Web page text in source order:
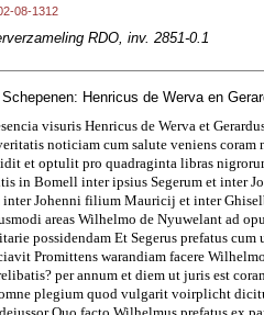
08-1312
RDO, inv. 2851-0.1
Henricus de Werva en
visuris Henricus de Werva et
noticiam cum salute veniens coram
et optulit pro quadraginta libras
in Bomell inter ipsius Segerum et inter
inter Johenni filium Mauricij et inter
areas Wilhelmo de Nyuwelant ad
possidendam Et Segerus prefatus cum
Promittens warandiam facere
per annum et diem ut juris est
plegium quod vulgarit voirplicht